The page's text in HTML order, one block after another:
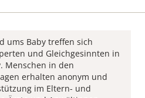
ums Baby treffen sich
und Gleichgesinnten in
Menschen in den
erhalten anonym und
im Eltern- und